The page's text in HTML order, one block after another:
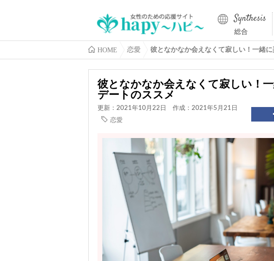
総合
HOME 恋愛 彼となかなか会えなくて寂しい！一緒
彼となかなか会えなくて寂しい！
デートのススメ
更新：2021年10月22日
作成：2021年5月21日
恋愛